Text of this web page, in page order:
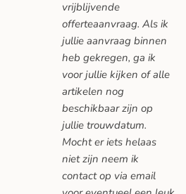
vrijblijvende
offerteaanvraag. Als ik
jullie aanvraag binnen
heb gekregen, ga ik
voor jullie kijken of alle
artikelen nog
beschikbaar zijn op
jullie trouwdatum.
Mocht er iets helaas
niet zijn neem ik
contact op via email